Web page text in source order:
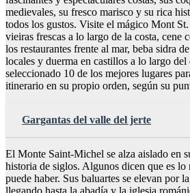
medievales, su fresco marisco y su rica
todos los gustos. Visite el mágico Mont
vieiras frescas a lo largo de la costa, cene
los restaurantes frente al mar, beba sidra
locales y duerma en castillos a lo largo
seleccionado 10 de los mejores lugares
itinerario en su propio orden, según su
Gargantas del valle del jerte
El Monte Saint-Michel se alza aislado en
historia de siglos. Algunos dicen que es lo
puede haber. Sus baluartes se elevan por
llegando hasta la abadía y la iglesia